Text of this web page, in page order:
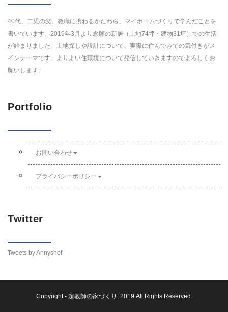
40代、二児の父。教職に携わるかたわら、マイホームづくりで学んだことを
書いています。2019年3月より念願の新居（土地74坪・建物31坪）での生活
が始まりました。土地探しや設計について、実際に住んでみての気付きがメ
インテーマです。よりよい住環境について発信していきますのでよろしくお
願いします。
Portfolio
お問い合わせ
プライバシーポリシー
Twitter
Tweets by Annyshef
Copyright - 超教師の家づくり , 2019 All Rights Reserved.